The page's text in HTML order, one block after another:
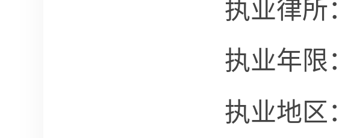
执业律所：
执业年限：
执业地区：